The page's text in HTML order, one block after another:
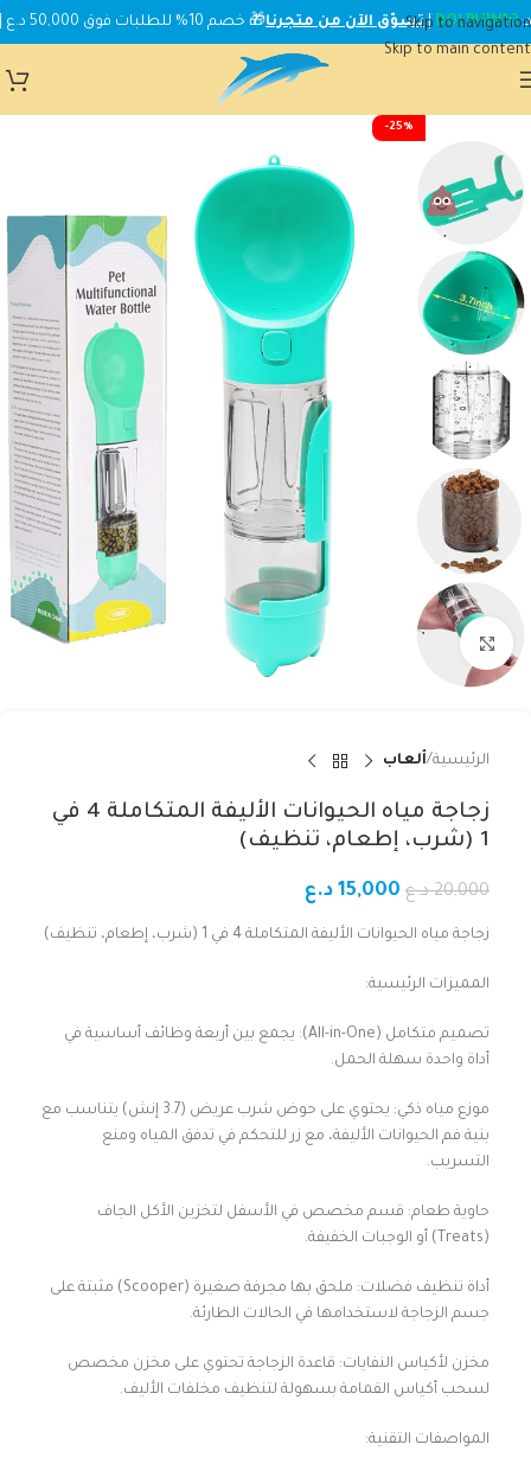
Skip to navigation
Skip to main content
DOLPHIN10
|تسوّق الآن من متجرنا🎁 خصم 10% للطلبات فوق 50,000 د.ع | استخدم الكود:
-25%
Click to enlarge
الرئيسية ألعاب
زجاجة مياه الحيوانات الأليفة المتكاملة 4 في
1 (شرب، إطعام، تنظيف)
20,000 د.ع 15,000 د.ع
زجاجة مياه الحيوانات الأليفة المتكاملة 4 في 1 (شرب، إطعام، تنظيف)
المميزات الرئيسية:
تصميم متكامل (All-in-One): يجمع بين أربعة وظائف أساسية في
أداة واحدة سهلة الحمل.
موزع مياه ذكي: يحتوي على حوض شرب عريض (3.7 إنش) يتناسب مع
بنية فم الحيوانات الأليفة، مع زر للتحكم في تدفق المياه ومنع
التسريب.
حاوية طعام: قسم مخصص في الأسفل لتخزين الأكل الجاف
(Treats) أو الوجبات الخفيفة.
أداة تنظيف فضلات: ملحق بها مجرفة صغيرة (Scooper) مثبتة على
جسم الزجاجة لاستخدامها في الحالات الطارئة.
مخزن لأكياس النفايات: قاعدة الزجاجة تحتوي على مخزن مخصص
لسحب أكياس القمامة بسهولة لتنظيف مخلفات الأليف.
المواصفات التقنية: